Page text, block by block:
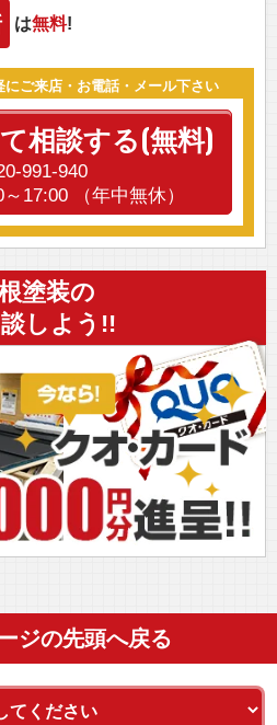
は無料!
ご来店・お電話・メール下さい
相談する(無料)
991-940
17:00 （年中無休）
塗装の
しよう!!
ジの先頭へ戻る